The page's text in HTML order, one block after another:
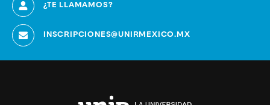
¿TE LLAMAMOS?
INSCRIPCIONES@UNIRMEXICO.MX